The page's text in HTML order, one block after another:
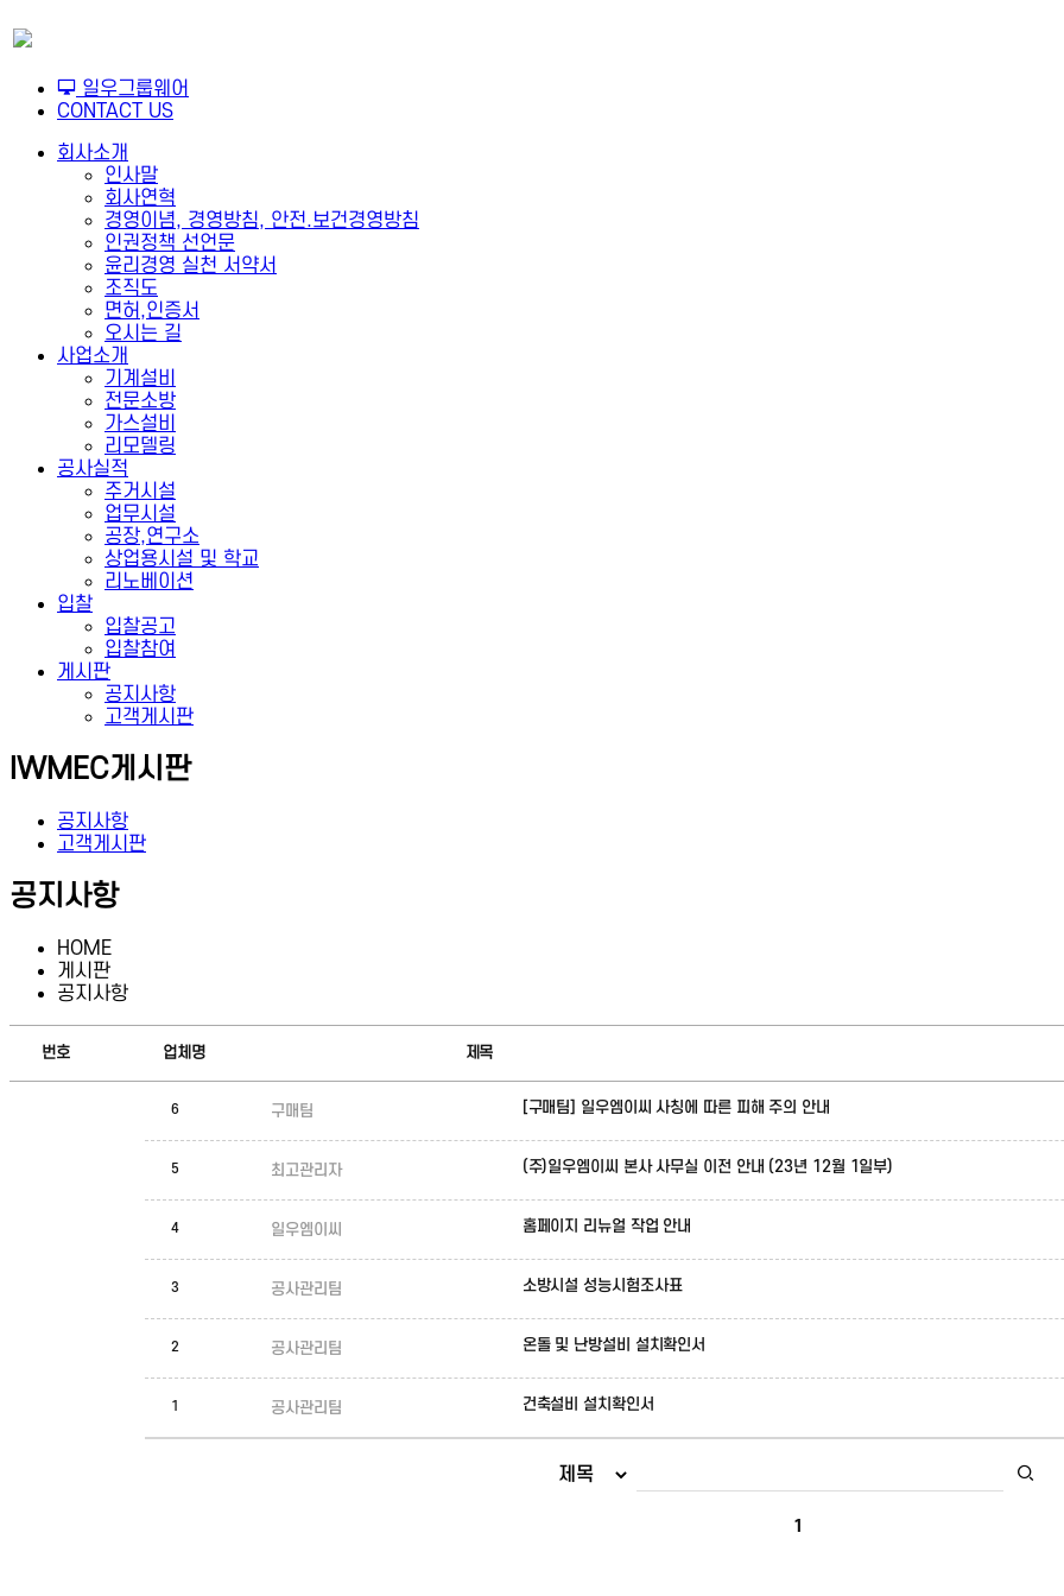
일우그룹웨어
CONTACT US
회사소개
인사말
회사연혁
경영이념, 경영방침, 안전.보건경영방침
인권정책 선언문
윤리경영 실천 서약서
조직도
면허,인증서
오시는 길
사업소개
기계설비
전문소방
가스설비
리모델링
공사실적
주거시설
업무시설
공장,연구소
상업용시설 및 학교
리노베이션
입찰
입찰공고
입찰참여
게시판
공지사항
고객게시판
IWMEC게시판
공지사항
고객게시판
공지사항
HOME
게시판
공지사항
번호 업체명 제목
6 구매팀 [구매팀] 일우엠이씨 사칭에 따른 피해 주의 안내
5 최고관리자 (주)일우엠이씨 본사 사무실 이전 안내 (23년 12월 1일부)
4 일우엠이씨 홈페이지 리뉴얼 작업 안내
3 공사관리팀 소방시설 성능시험조사표
2 공사관리팀 온돌 및 난방설비 설치확인서
1 공사관리팀 건축설비 설치확인서
1